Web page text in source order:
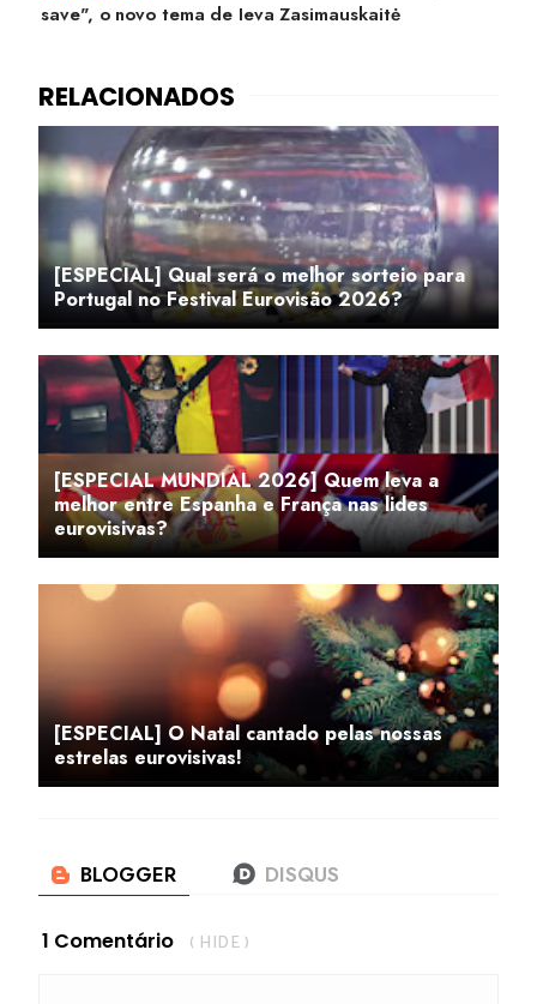
save", o novo tema de Ieva Zasimauskaitė
[ESPECIAL] Qual será o melhor sorteio para
Portugal no Festival Eurovisão 2026?
[ESPECIAL MUNDIAL 2026] Quem leva a
melhor entre Espanha e França nas lides
eurovisivas?
[ESPECIAL] O Natal cantado pelas nossas
estrelas eurovisivas!
1 Comentário ( HIDE )